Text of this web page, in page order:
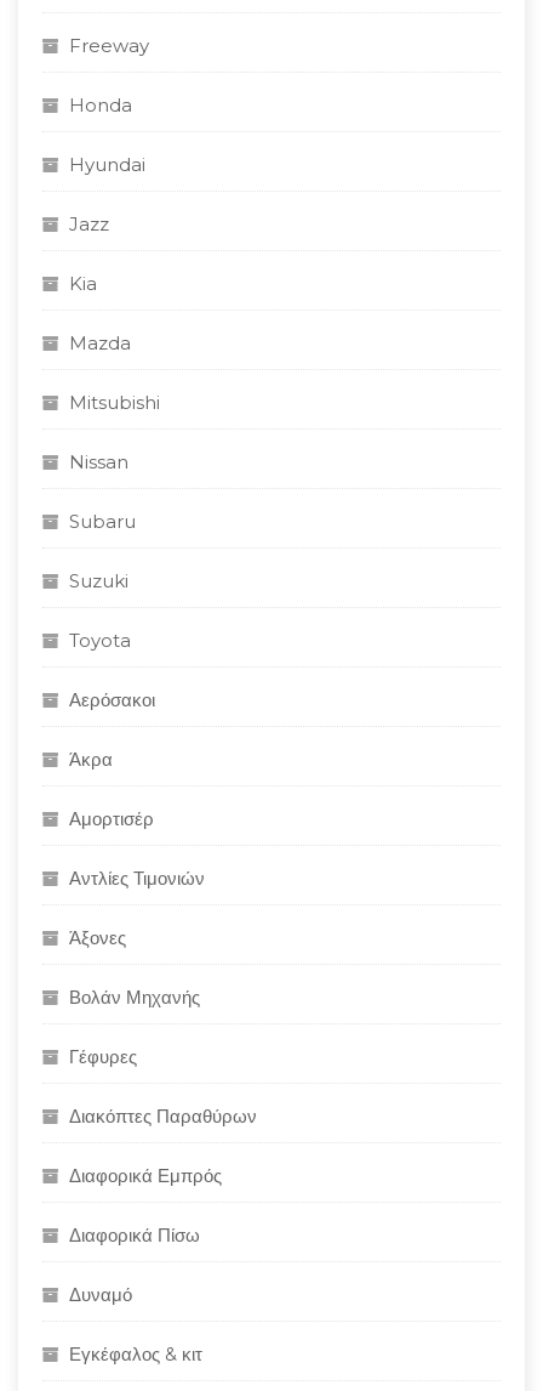
Freeway
Honda
Hyundai
Jazz
Kia
Mazda
Mitsubishi
Nissan
Subaru
Suzuki
Toyota
Αερόσακοι
Άκρα
Αμορτισέρ
Αντλίες Τιμονιών
Άξονες
Βολάν Μηχανής
Γέφυρες
Διακόπτες Παραθύρων
Διαφορικά Εμπρός
Διαφορικά Πίσω
Δυναμό
Εγκέφαλος & κιτ